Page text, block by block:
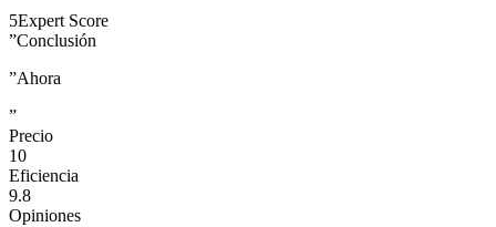
5Expert Score
”Conclusión
”Ahora
”
Precio
10
Eficiencia
9.8
Opiniones